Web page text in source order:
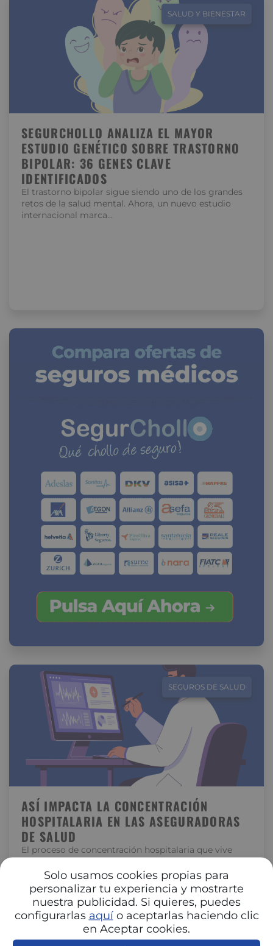
Solo usamos cookies propias para
personalizar tu experiencia y mostrarte
nuestra publicidad. Si quieres, puedes
configurarlas aquío aceptarlas haciendo clic
en Aceptar cookies.
SALUD Y BIENESTAR
SEGURCHOLLO ANALIZA EL MAYOR
ESTUDIO GENÉTICO SOBRE TRASTORNO
BIPOLAR: 36 GENES CLAVE
IDENTIFICADOS
El trastorno bipolar sigue siendo uno de los grandes
retos de la salud mental. Ahora, un nuevo estudio
internacional marca…
SEGUROS DE SALUD
ASÍ IMPACTA LA CONCENTRACIÓN
HOSPITALARIA EN LAS ASEGURADORAS
DE SALUD
El proceso de concentración hospitalaria que vive
España está transformando la relación entre
hospitales y aseguradoras. La unión de centros…